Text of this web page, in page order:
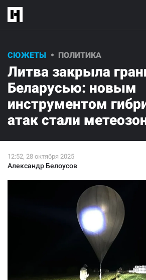
СЮЖЕТЫ ПОЛИТИКА
Литва закрыла
Беларусью: новым
инструментом
атак стали
Александр Белоусов
Помогите нам
работу!
Оформите пожертвование на любую сумму
настоящую независимую журналистику!
Евро
10 € 25 €
Разово
Нажимая кнопку «Поддержать», вы
обработки персональных данных
. Если вы
от регулярного пожертвования,
ПОДДЕРЖАТЬ